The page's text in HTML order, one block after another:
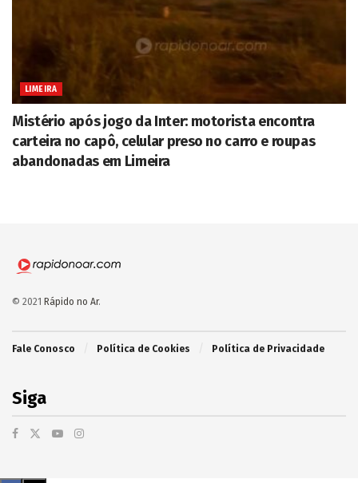
LIMEIRA
Mistério após jogo da Inter: motorista encontra
carteira no capô, celular preso no carro e roupas
abandonadas em Limeira
© 2021 Rápido no Ar.
Fale Conosco Política de Cookies Política de Privacidade
Siga